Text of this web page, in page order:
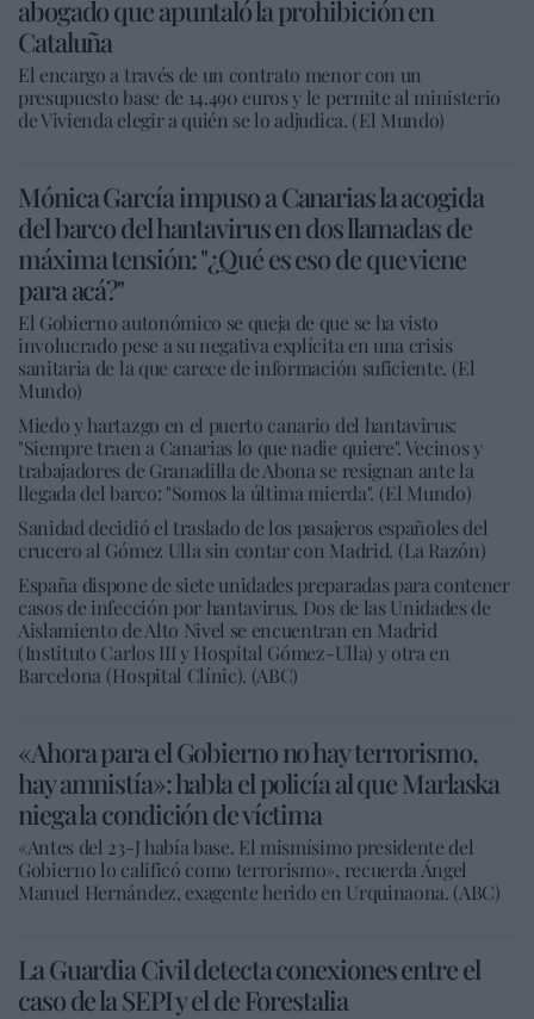
abogado que apuntaló la prohibición en
Cataluña
El encargo a través de un contrato menor con un
presupuesto base de 14.490 euros y le permite al ministerio
de Vivienda elegir a quién se lo adjudica. (El Mundo)
Mónica García impuso a Canarias la acogida
del barco del hantavirus en dos llamadas de
máxima tensión: "¿Qué es eso de que viene
para acá?"
El Gobierno autonómico se queja de que se ha visto
involucrado pese a su negativa explícita en una crisis
sanitaria de la que carece de información suficiente. (El
Mundo)
Miedo y hartazgo en el puerto canario del hantavirus:
"Siempre traen a Canarias lo que nadie quiere". Vecinos y
trabajadores de Granadilla de Abona se resignan ante la
llegada del barco: "Somos la última mierda". (El Mundo)
Sanidad decidió el traslado de los pasajeros españoles del
crucero al Gómez Ulla sin contar con Madrid. (La Razón)
España dispone de siete unidades preparadas para contener
casos de infección por hantavirus. Dos de las Unidades de
Aislamiento de Alto Nivel se encuentran en Madrid
(Instituto Carlos III y Hospital Gómez-Ulla) y otra en
Barcelona (Hospital Clínic). (ABC)
«Ahora para el Gobierno no hay terrorismo,
hay amnistía»: habla el policía al que Marlaska
niega la condición de víctima
«Antes del 23-J había base. El mismísimo presidente del
Gobierno lo calificó como terrorismo», recuerda Ángel
Manuel Hernández, exagente herido en Urquinaona. (ABC)
La Guardia Civil detecta conexiones entre el
caso de la SEPI y el de Forestalia